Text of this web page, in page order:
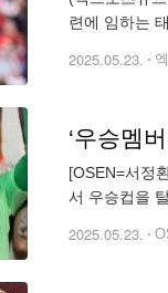
련에 임하는
2025.05.23.
‘우승멤
[OSEN=서정
서 우승컵을
2025.05.23.